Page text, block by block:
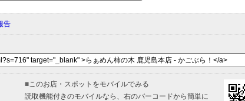
告
■このお店・スポットをモバイルでみる
読取機能付きのモバイルなら、右のバーコードから簡単に